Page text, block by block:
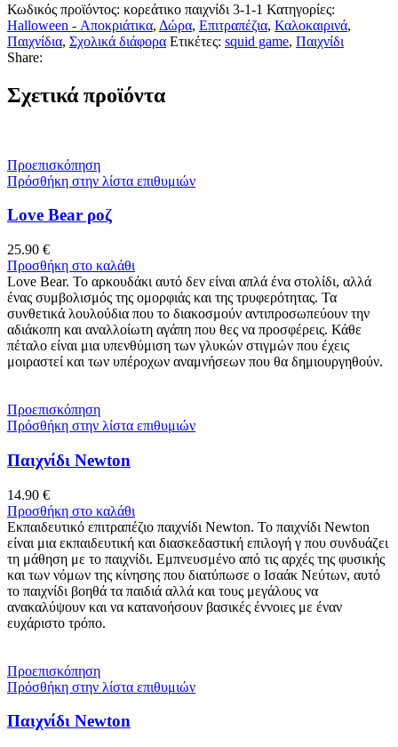
Κωδικός προϊόντος: κορεάτικο παιχνίδι 3-1-1 Κατηγορίες:
Halloween - Αποκριάτικα, Δώρα, Επιτραπέζια, Καλοκαιρινά,
Παιχνίδια, Σχολικά διάφορα Ετικέτες: squid game, Παιχνίδι
Share:
Σχετικά προϊόντα
Προεπισκόπηση
Πρόσθήκη στην λίστα επιθυμιών
Love Bear ροζ
25.90 €
Προσθήκη στο καλάθι
Love Bear. Το αρκουδάκι αυτό δεν είναι απλά ένα στολίδι, αλλά
ένας συμβολισμός της ομορφιάς και της τρυφερότητας. Τα
συνθετικά λουλούδια που το διακοσμούν αντιπροσωπεύουν την
αδιάκοπη και αναλλοίωτη αγάπη που θες να προσφέρεις. Κάθε
πέταλο είναι μια υπενθύμιση των γλυκών στιγμών που έχεις
μοιραστεί και των υπέροχων αναμνήσεων που θα δημιουργηθούν.
Προεπισκόπηση
Πρόσθήκη στην λίστα επιθυμιών
Παιχνίδι Newton
14.90 €
Προσθήκη στο καλάθι
Εκπαιδευτικό επιτραπέζιο παιχνίδι Newton. Το παιχνίδι Newton
είναι μια εκπαιδευτική και διασκεδαστική επιλογή γ που συνδυάζει
τη μάθηση με το παιχνίδι. Εμπνευσμένο από τις αρχές της φυσικής
και των νόμων της κίνησης που διατύπωσε ο Ισαάκ Νεύτων, αυτό
το παιχνίδι βοηθά τα παιδιά αλλά και τους μεγάλους να
ανακαλύψουν και να κατανοήσουν βασικές έννοιες με έναν
ευχάριστο τρόπο.
Προεπισκόπηση
Πρόσθήκη στην λίστα επιθυμιών
Παιχνίδι Newton